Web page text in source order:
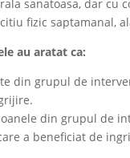
sanatoasa, dar cu
fizic saptamanal,
au aratat ca:
din grupul de
din grupul de
a beneficiat de